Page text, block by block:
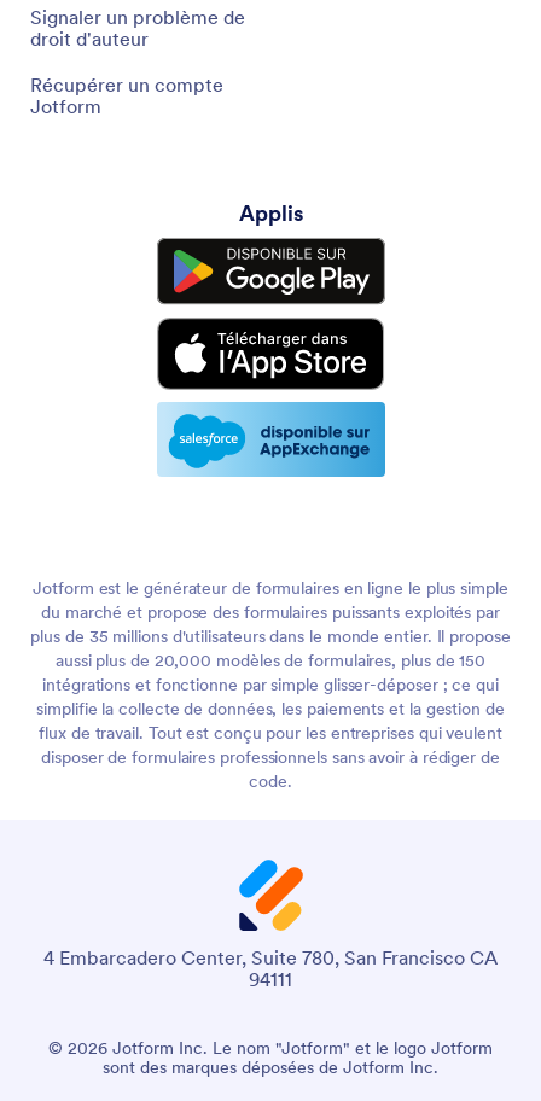
Signaler un problème de
droit d'auteur
Récupérer un compte
Jotform
Applis
Jotform est le générateur de formulaires en ligne le plus simple
du marché et propose des formulaires puissants exploités par
plus de 35 millions d'utilisateurs dans le monde entier. Il propose
aussi plus de 20,000 modèles de formulaires, plus de 150
intégrations et fonctionne par simple glisser-déposer ; ce qui
simplifie la collecte de données, les paiements et la gestion de
flux de travail. Tout est conçu pour les entreprises qui veulent
disposer de formulaires professionnels sans avoir à rédiger de
code.
4 Embarcadero Center, Suite 780, San Francisco CA
94111
© 2026 Jotform Inc. Le nom "Jotform" et le logo Jotform
sont des marques déposées de Jotform Inc.